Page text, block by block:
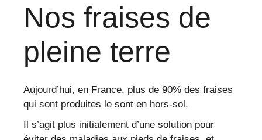
Nos fraises de
pleine terre
Aujourd’hui, en France, plus de 90% des fraises
qui sont produites le sont en hors-sol.
Il s’agit plus initialement d’une solution pour